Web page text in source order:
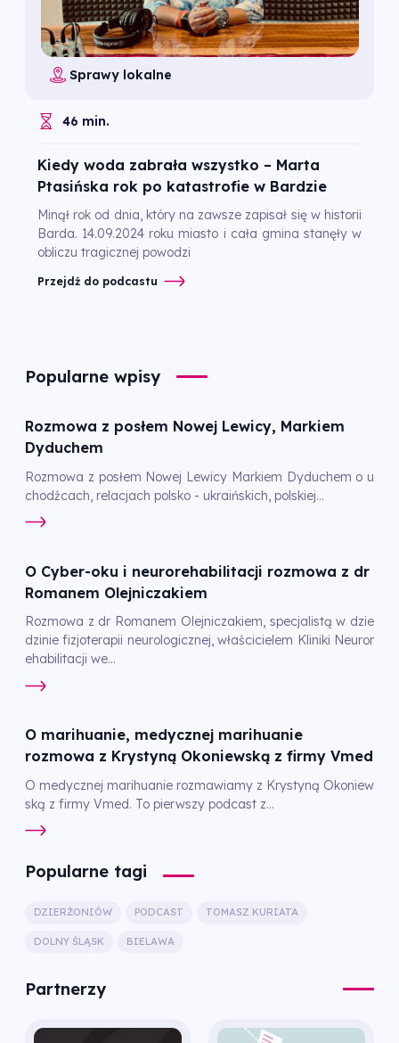
Sprawy lokalne
46 min.
Kiedy woda zabrała wszystko – Marta
Ptasińska rok po katastrofie w Bardzie
Minął rok od dnia, który na zawsze zapisał się w historii
Barda. 14.09.2024 roku miasto i cała gmina stanęły w
obliczu tragicznej powodzi
Przejdź do podcastu
Popularne wpisy
Rozmowa z posłem Nowej Lewicy, Markiem
Dyduchem
Rozmowa z posłem Nowej Lewicy Markiem Dyduchem o u
chodźcach, relacjach polsko - ukraińskich, polskiej...
O Cyber-oku i neurorehabilitacji rozmowa z dr
Romanem Olejniczakiem
Rozmowa z dr Romanem Olejniczakiem, specjalistą w dzie
dzinie fizjoterapii neurologicznej, właścicielem Kliniki Neuror
ehabilitacji we...
O marihuanie, medycznej marihuanie
rozmowa z Krystyną Okoniewską z firmy Vmed
O medycznej marihuanie rozmawiamy z Krystyną Okoniew
ską z firmy Vmed. To pierwszy podcast z...
Popularne tagi
DZIERŻONIÓW PODCAST TOMASZ KURIATA
DOLNY ŚLĄSK BIELAWA
Partnerzy